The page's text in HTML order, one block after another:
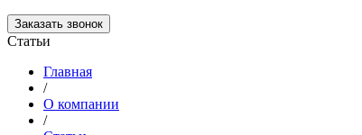
Заказать звонок
Статьи
Главная
/
О компании
/